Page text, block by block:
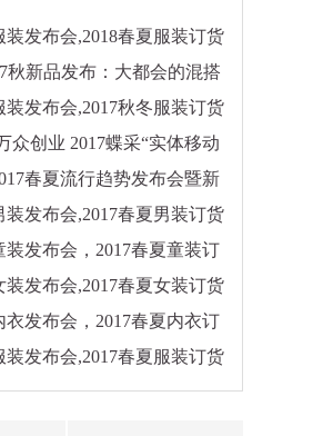
装发布会,2018春夏服装订货
秋新品发布：大都会的混搭
装发布会,2017秋冬服装订货
众创业 2017蝶采“实体移动
布会
春夏流行趋势发布会暨新
装发布会,2017春夏男装订货
装发布会，2017春夏童装订
装发布会,2017春夏女装订货
衣发布会，2017春夏内衣订
行时...
装发布会,2017春夏服装订货